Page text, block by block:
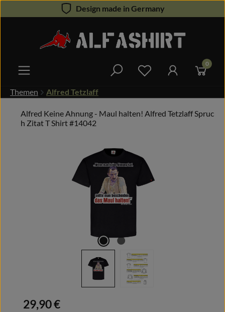
Zum Hauptinhalt springenDesign made in Germany
Du hast 0 0
Themen Alfred Tetzlaff
Alfred Keine Ahnung - Maul halten! Alfred Tetzlaff Spruc
h Zitat T Shirt #14042
Regulärer Preis:
29,90 €